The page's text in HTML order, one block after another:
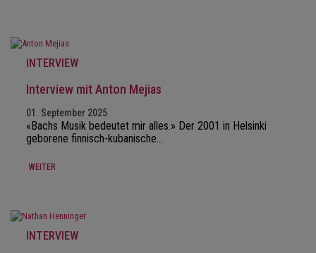
INTERVIEW
Interview mit Anton Mejias
01. September 2025
«Bachs Musik bedeutet mir alles.» Der 2001 in Helsinki
geborene finnisch-kubanische…
WEITER
INTERVIEW